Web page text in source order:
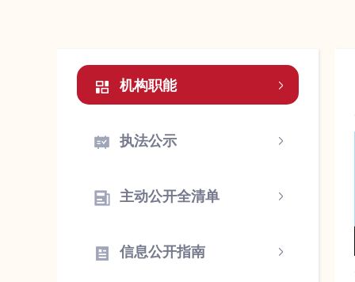
机构职能
执法公示
主动公开全清单
信息公开指南